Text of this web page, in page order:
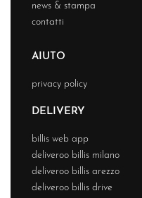
news & stampa
contatti
AIUTO
privacy policy
DELIVERY
billis web app
deliveroo billis milano
deliveroo billis arezzo
deliveroo billis drive